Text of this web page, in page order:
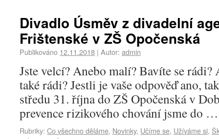
Divadlo Úsměv z divadelní
Frištenské v ZŠ Opočenská
Publikováno 12.11.2018 | Autor: admin
Jste velcí? Anebo malí? Bavíte se rádi?
také rádi? Jestli je vaše odpověď ano,
středu 31. října do ZŠ Opočenská v
prevence rizikového chování jsme do
Rubriky: Co všechno děláme, Novinky, Učíme se, Užíváme si,